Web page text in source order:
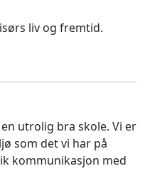
liv og fremtid.
utrolig bra skole. Vi er
som det vi har på
kommunikasjon med